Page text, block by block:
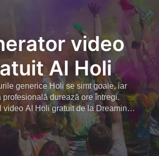
video
AI Holi
generice Holi se simt goale, iar
profesională durează ore întregi.
video AI Holi gratuit de la Dreamina
lucru transformând fotografiile și
în videoclipuri festive și vibrante în
secunde și uimindu-ți prietenii.